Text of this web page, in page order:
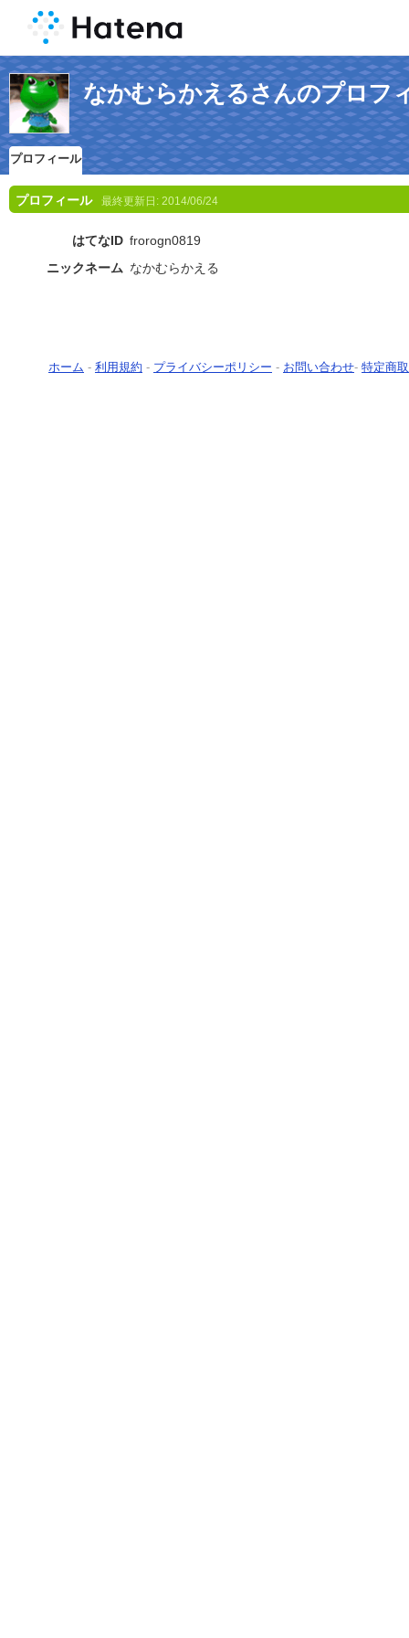
なかむらかえるさんのプロフ
プロフィール
プロフィール 最終更新日: 2014/06/24
はてなID frorogn0819
ニックネーム なかむらかえる
ホーム - 利用規約 - プライバシーポリシー - お問い合わせ- 特定商